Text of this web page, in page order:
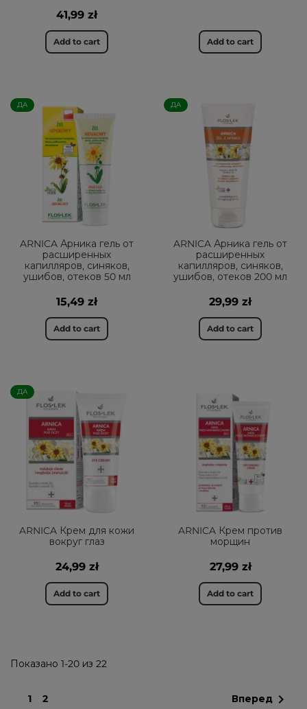
41,99 zł
Add to cart Add to cart
ДА
ARNICA Арника гель от
расширенных
капилляров, синяков,
ушибов, отеков 50 мл
15,49 zł
Add to cart
ДА
ARNICA Арника гель от
расширенных
капилляров, синяков,
ушибов, отеков 200 мл
29,99 zł
Add to cart
ДА
ARNICA Крем для кожи
вокруг глаз
24,99 zł
Add to cart
ARNICA Крем против
морщин
27,99 zł
Add to cart
Показано 1-20 из 22
1 2 Вперед 